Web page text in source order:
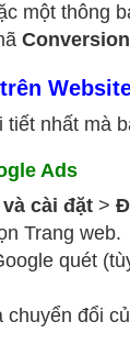
một thông
nhất mà
Ads
cài đặt >
Trang web.
quét
đổi